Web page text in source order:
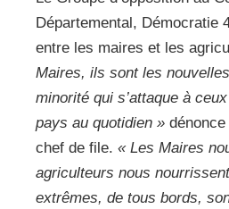
Départemental, Démocratie
entre les maires et les
Maires, ils sont les
minorité qui s’attaque à
pays au quotidien »
chef de file. « Les Maires
agriculteurs nous
extrêmes, de tous bords,